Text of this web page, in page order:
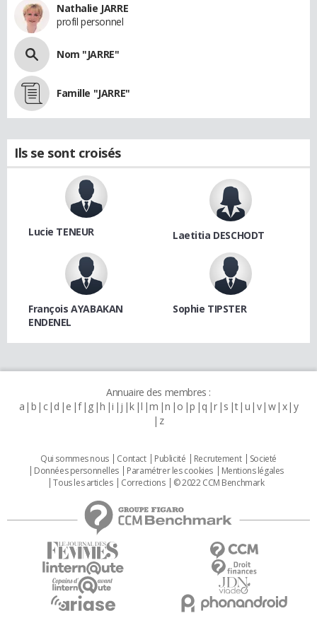
Nathalie JARRE
profil personnel
Nom "JARRE"
Famille "JARRE"
Ils se sont croisés
Lucie TENEUR Laetitia DESCHODT
François AYABAKAN
ENDENEL
Sophie TIPSTER
Annuaire des membres :
a b c d e f g h i j k l m n o p q r s t u v w x y
z
Qui sommes nous Contact Publicité Recrutement
Societé
Données personnelles
Paramétrer les cookies
Mentions légales
Tous les articles
Corrections © 2022 CCM Benchmark